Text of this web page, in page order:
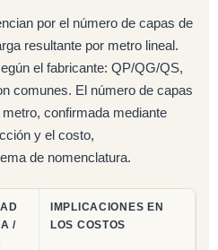
por el número de capas de
resultante por metro lineal.
el fabricante: QP/QG/QS,
comunes. El número de capas
confirmada mediante
y el costo,
de nomenclatura.
/
IMPLICACIONES EN
LOS COSTOS